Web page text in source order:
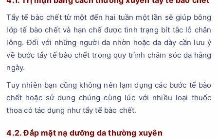
Tẩy tế bào chết từ một đến hai tuần một lần sẽ giúp bông
lớp tế bào chết và hạn chế được tình trạng bít tắc lỗ chân
lông. Đối với những người da nhờn hoặc da dày cần lưu ý
về bước tẩy tế bào chết trong quy trình chăm sóc da hằng
ngày.
Tuy nhiên bạn cũng không nên lạm dụng các bước tế bào
chết hoặc sử dụng chúng cùng lúc với nhiều loại thuốc
thoa có tác dụng như tẩy tế bào chết.
4.2. Đắp mặt nạ dưỡng da thường xuyên